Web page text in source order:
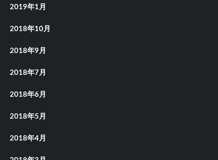
2019年1月
2018年10月
2018年9月
2018年7月
2018年6月
2018年5月
2018年4月